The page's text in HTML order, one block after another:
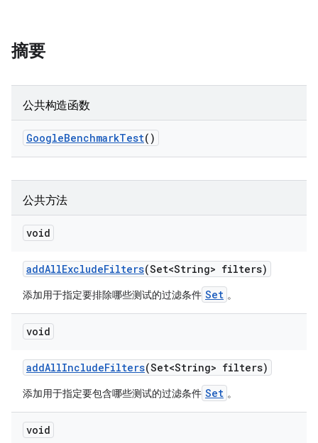
摘要
公共构造函数
GoogleBenchmarkTest()
公共方法
void
addAllExcludeFilters(Set<String> filters)
添加用于指定要排除哪些测试的过滤条件 Set 。
void
addAllIncludeFilters(Set<String> filters)
添加用于指定要包含哪些测试的过滤条件 Set 。
void